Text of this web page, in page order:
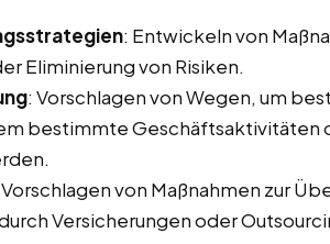
: Entwickeln von
Eliminierung von Risiken.
: Vorschlagen von Wegen, um
bestimmte Geschäftsaktivitäten
Vorschlagen von Maßnahmen zur
Versicherungen oder